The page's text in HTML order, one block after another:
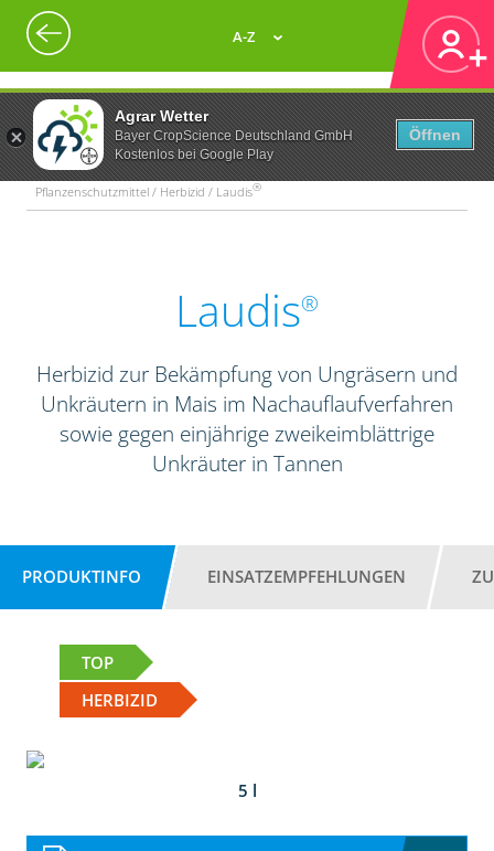
Agrar Wetter
Bayer CropScience Deutschland GmbH
Kostenlos bei Google Play
Öffnen
A-Z
Pflanzenschutzmittel / Herbizid / Laudis®
Laudis®
Herbizid zur Bekämpfung von Ungräsern und
Unkräutern in Mais im Nachauflaufverfahren
sowie gegen einjährige zweikeimblättrige
Unkräuter in Tannen
PRODUKTINFO EINSATZEMPFEHLUNGEN
TOP
HERBIZID
5 l